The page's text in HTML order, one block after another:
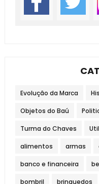
Evolução da Marca
Objetos do Baú
Turma do Chaves
alimentos armas
banco e financeira
bombril brinquedos